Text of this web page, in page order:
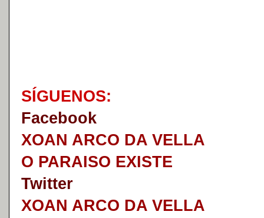
SÍGUENOS:
Facebook
XOAN ARCO DA VELLA
O PARAISO EXISTE
Twitter
XOAN ARCO DA VELLA